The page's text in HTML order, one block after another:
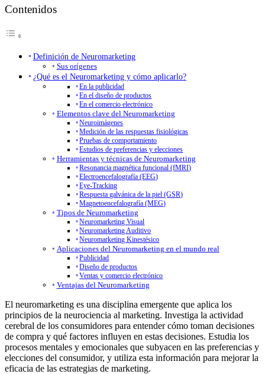
Contenidos
Definición de Neuromarketing
Sus orígenes
¿Qué es el Neuromarketing y cómo aplicarlo?
En la publicidad
En el diseño de productos
En el comercio electrónico
Elementos clave del Neuromarketing
Neuroimágenes
Medición de las respuestas fisiológicas
Pruebas de comportamiento
Estudios de preferencias y elecciones
Herramientas y técnicas de Neuromarketing
Resonancia magnética funcional (fMRI)
Electroencefalografía (EEG)
Eye-Tracking
Respuesta galvánica de la piel (GSR)
Magnetoencefalografía (MEG)
Tipos de Neuromarketing
Neuromarketing Visual
Neuromarketing Auditivo
Neuromarketing Kinestésico
Aplicaciones del Neuromarketing en el mundo real
Publicidad
Diseño de productos
Ventas y comercio electrónico
Ventajas del Neuromarketing
El neuromarketing es una disciplina emergente que aplica los
principios de la neurociencia al marketing. Investiga la actividad
cerebral de los consumidores para entender cómo toman decisiones
de compra y qué factores influyen en estas decisiones. Estudia los
procesos mentales y emocionales que subyacen en las preferencias y
elecciones del consumidor, y utiliza esta información para mejorar la
eficacia de las estrategias de marketing.